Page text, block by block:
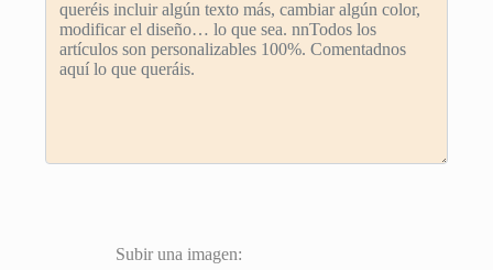
Subir una imagen: